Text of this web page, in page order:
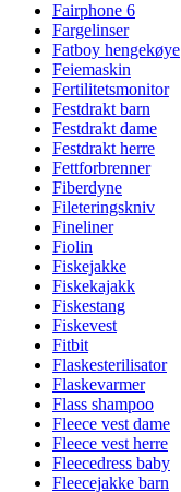
Fairphone 6
Fargelinser
Fatboy hengekøye
Feiemaskin
Fertilitetsmonitor
Festdrakt barn
Festdrakt dame
Festdrakt herre
Fettforbrenner
Fiberdyne
Fileteringskniv
Fineliner
Fiolin
Fiskejakke
Fiskekajakk
Fiskestang
Fiskevest
Fitbit
Flaskesterilisator
Flaskevarmer
Flass shampoo
Fleece vest dame
Fleece vest herre
Fleecedress baby
Fleecejakke barn